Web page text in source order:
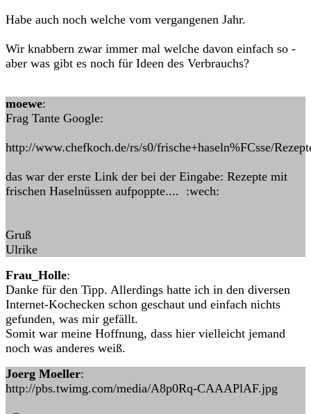
Habe auch noch welche vom vergangenen Jahr.
Wir knabbern zwar immer mal welche davon einfach so -
aber was gibt es noch für Ideen des Verbrauchs?
moewe:
Frag Tante Google:
http://www.chefkoch.de/rs/s0/frische+haseln%FCsse/
das war der erste Link der bei der Eingabe: Rezepte mit
frischen Haselnüssen aufpoppte.... :wech:
Gruß
Ulrike
Frau_Holle:
Danke für den Tipp. Allerdings hatte ich in den diversen
Internet-Kochecken schon geschaut und einfach nichts
gefunden, was mir gefällt.
Somit war meine Hoffnung, dass hier vielleicht jemand
noch was anderes weiß.
Joerg Moeller:
http://pbs.twimg.com/media/A8p0Rq-CAAAPlAF.jpg